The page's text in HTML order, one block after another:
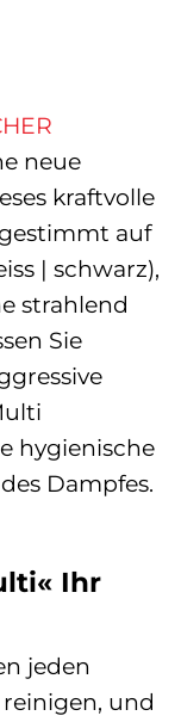
neue
kraftvolle
auf
| schwarz),
strahlend
Sie
hygienische
Dampfes.
Ihr
jeden
und